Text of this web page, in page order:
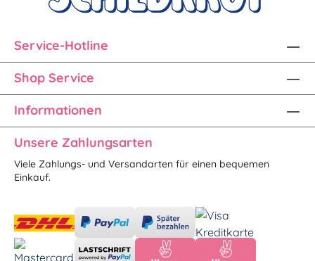
Service-Hotline
Shop Service
Informationen
Unsere Zahlungsarten
Viele Zahlungs- und Versandarten für einen bequemen
Einkauf.